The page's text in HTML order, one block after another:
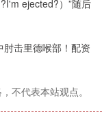
ejected?）”随后
击里德喉部！配资
不代表本站观点。